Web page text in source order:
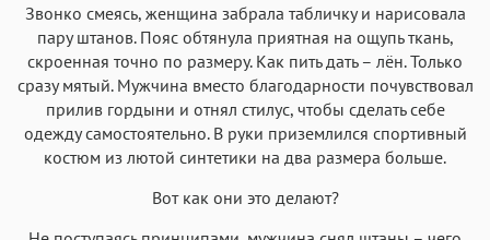
Звонко смеясь, женщина забрала табличку и нарисовала
пару штанов. Пояс обтянула приятная на ощупь ткань,
скроенная точно по размеру. Как пить дать – лён. Только
сразу мятый. Мужчина вместо благодарности почувствовал
прилив гордыни и отнял стилус, чтобы сделать себе
одежду самостоятельно. В руки приземлился спортивный
костюм из лютой синтетики на два размера больше.
Вот как они это делают?